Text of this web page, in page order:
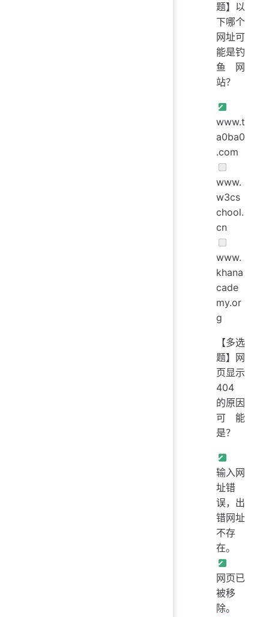
题】以
下哪个
网址可
能是钓
鱼网
站？
www.t
a0ba0
.com
www.
w3cs
chool.
cn
www.
khana
cade
my.or
g
【多选
题】网
页显示
404
的原因
可能
是？
输入网
址错
误，出
错网址
不存
在。
网页已
被移
除。